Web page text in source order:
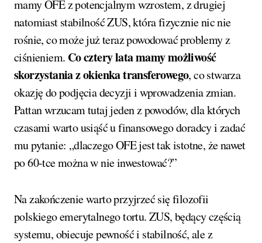
mamy OFE z potencjalnym wzrostem, z drugiej
natomiast stabilność ZUS, która fizycznie nic nie
rośnie, co może już teraz powodować problemy z
ciśnieniem. Co cztery lata mamy możliwość
skorzystania z okienka transferowego, co stwarza
okazję do podjęcia decyzji i wprowadzenia zmian.
Pattan wrzucam tutaj jeden z powodów, dla których
czasami warto usiąść u finansowego doradcy i zadać
mu pytanie: „dlaczego OFE jest tak istotne, że nawet
po 60-tce można w nie inwestować?”
Na zakończenie warto przyjrzeć się filozofii
polskiego emerytalnego tortu. ZUS, będący częścią
systemu, obiecuje pewność i stabilność, ale z